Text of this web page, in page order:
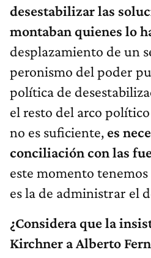
desestabilizar las
montaban quienes lo
desplazamiento de un
peronismo del poder
política de
el resto del arco
no es suficiente, es
conciliación con las
este momento
es la de administrar el
¿Considera que la
Kirchner a Alberto